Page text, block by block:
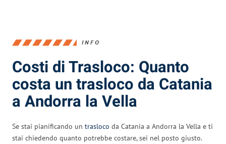
INFO
Costi di Trasloco: Quanto
costa un trasloco da Catania
a Andorra la Vella
Se stai pianificando un trasloco da Catania a Andorra la Vella e ti
stai chiedendo quanto potrebbe costare, sei nel posto giusto.